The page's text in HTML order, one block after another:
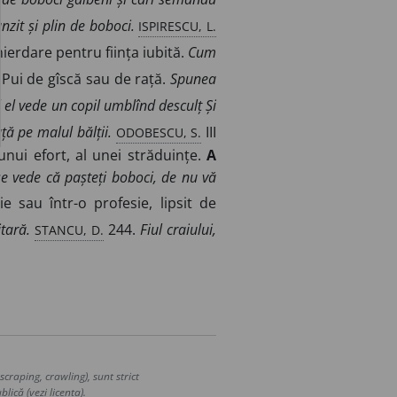
și plin de boboci. ISPIRESCU, L.
pentru ființa iubită. Cum
Pui de gîscă sau de rață.Spunea
vede un copil umblînd desculț Și
pe malul bălții. ODOBESCU, S. III
efort, al unei străduințe.A
vede că pașteți boboci, de nu vă
sau într-o profesie, lipsit de
STANCU, D. 244. Fiul craiului,
crawling), sunt strict
(vezi licența).